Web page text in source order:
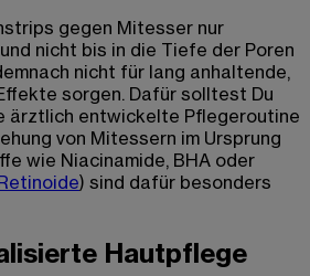
gegen Mitesser nur
nicht bis in die Tiefe der Poren
nicht für lang anhaltende,
sorgen. Dafür solltest Du
ärztlich entwickelte Pflegeroutine
von Mitessern im Ursprung
wie Niacinamide, BHA oder
) sind dafür besonders
Hautpflege